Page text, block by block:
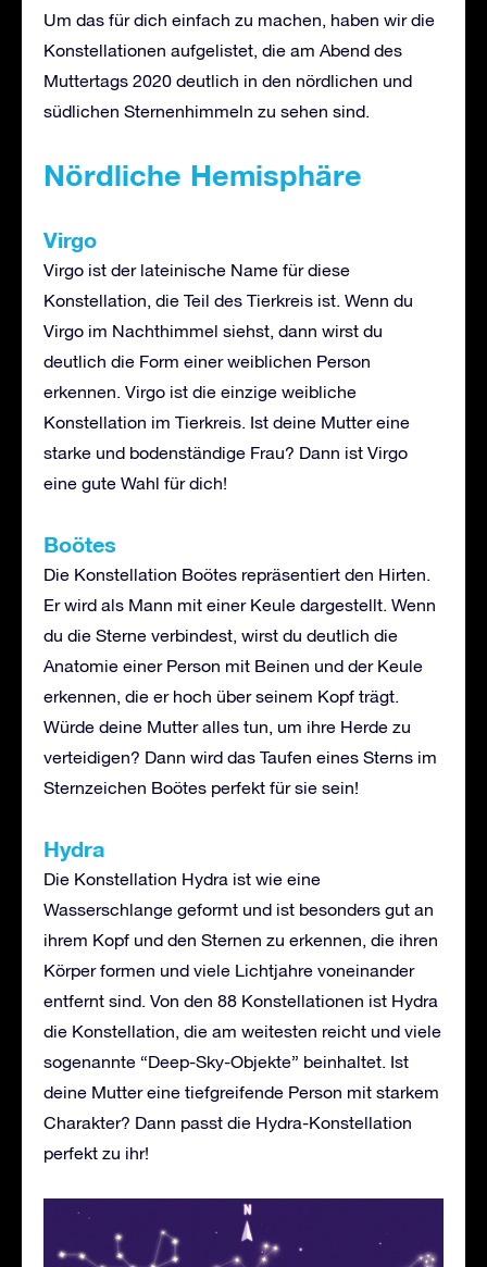
Um das für dich einfach zu machen, haben wir die
Konstellationen aufgelistet, die am Abend des
Muttertags 2020 deutlich in den nördlichen und
südlichen Sternenhimmeln zu sehen sind.
Nördliche Hemisphäre
Virgo
Virgo ist der lateinische Name für diese
Konstellation, die Teil des Tierkreis ist. Wenn du
Virgo im Nachthimmel siehst, dann wirst du
deutlich die Form einer weiblichen Person
erkennen. Virgo ist die einzige weibliche
Konstellation im Tierkreis. Ist deine Mutter eine
starke und bodenständige Frau? Dann ist Virgo
eine gute Wahl für dich!
Boötes
Die Konstellation Boötes repräsentiert den Hirten.
Er wird als Mann mit einer Keule dargestellt. Wenn
du die Sterne verbindest, wirst du deutlich die
Anatomie einer Person mit Beinen und der Keule
erkennen, die er hoch über seinem Kopf trägt.
Würde deine Mutter alles tun, um ihre Herde zu
verteidigen? Dann wird das Taufen eines Sterns im
Sternzeichen Boötes perfekt für sie sein!
Hydra
Die Konstellation Hydra ist wie eine
Wasserschlange geformt und ist besonders gut an
ihrem Kopf und den Sternen zu erkennen, die ihren
Körper formen und viele Lichtjahre voneinander
entfernt sind. Von den 88 Konstellationen ist Hydra
die Konstellation, die am weitesten reicht und viele
sogenannte “Deep-Sky-Objekte” beinhaltet. Ist
deine Mutter eine tiefgreifende Person mit starkem
Charakter? Dann passt die Hydra-Konstellation
perfekt zu ihr!